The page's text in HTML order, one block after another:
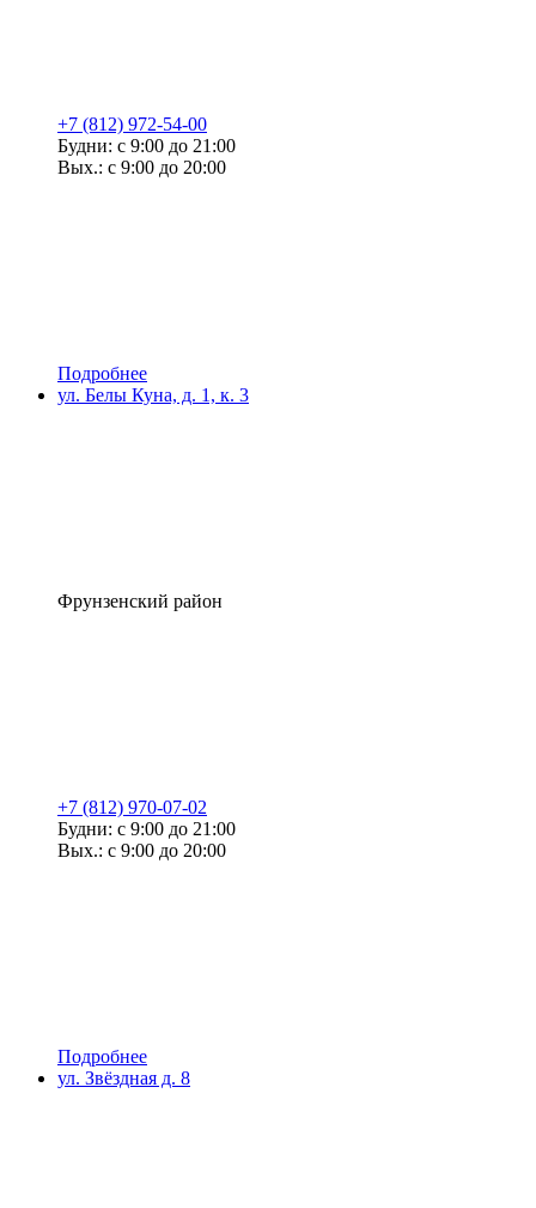
+7 (812) 972-54-00
Будни: с 9:00 до 21:00
Вых.: с 9:00 до 20:00
Подробнее
ул. Белы Куна, д. 1, к. 3
Фрунзенский район
+7 (812) 970-07-02
Будни: с 9:00 до 21:00
Вых.: с 9:00 до 20:00
Подробнее
ул. Звёздная д. 8